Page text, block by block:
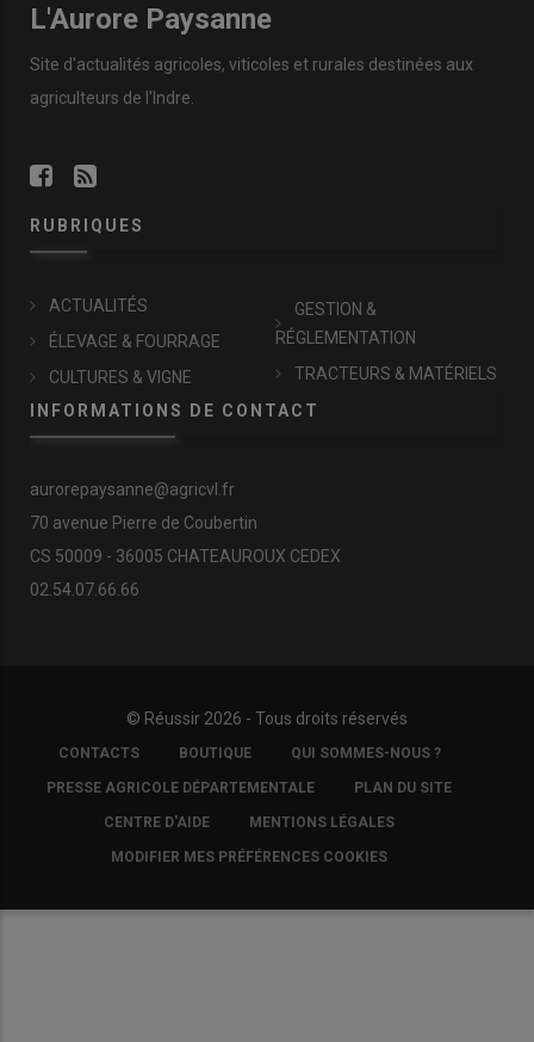
L'Aurore Paysanne
Site d'actualités agricoles, viticoles et rurales destinées aux
agriculteurs de l'Indre.
RUBRIQUES
ACTUALITÉS
ÉLEVAGE & FOURRAGE
CULTURES & VIGNE
GESTION &
RÉGLEMENTATION
TRACTEURS & MATÉRIELS
INFORMATIONS DE CONTACT
aurorepaysanne@agricvl.fr
70 avenue Pierre de Coubertin
CS 50009 - 36005 CHATEAUROUX CEDEX
02.54.07.66.66
© Réussir 2026 - Tous droits réservés
FOOTER
COPYRIGHT
CONTACTS BOUTIQUE QUI SOMMES-NOUS ?
PRESSE AGRICOLE DÉPARTEMENTALE PLAN DU SITE
CENTRE D'AIDE MENTIONS LÉGALES
MODIFIER MES PRÉFÉRENCES COOKIES